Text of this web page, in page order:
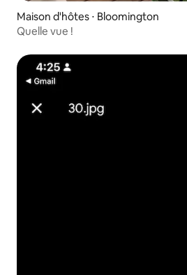
Maison d'hôtes ⋅ Bloomington
Quelle vue !